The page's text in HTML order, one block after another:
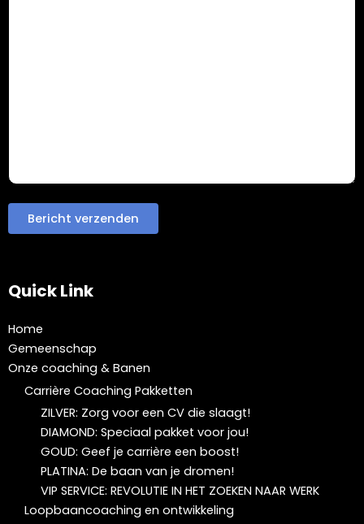
Quick Link
Home
Gemeenschap
Onze coaching & Banen
Carrière Coaching Pakketten
ZILVER: Zorg voor een CV die slaagt!
DIAMOND: Speciaal pakket voor jou!
GOUD: Geef je carrière een boost!
PLATINA: De baan van je dromen!
VIP SERVICE: REVOLUTIE IN HET ZOEKEN NAAR WERK
Loopbaancoaching en ontwikkeling